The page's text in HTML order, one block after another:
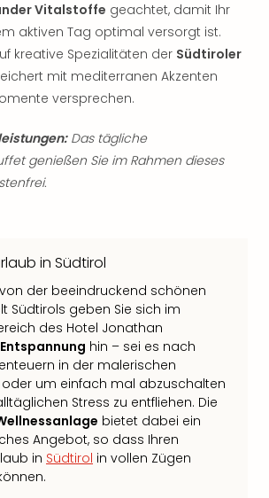
Vitalstoffe geachtet, damit Ihr
aktiven Tag optimal versorgt ist.
kreative Spezialitäten der Südtiroler
mit mediterranen Akzenten
versprechen.
Das tägliche
genießen Sie im Rahmen dieses
in Südtirol
der beeindruckend schönen
Südtirols geben Sie sich im
des Hotel Jonathan
hin – sei es nach
in der malerischen
oder um einfach mal abzuschalten
Stress zu entfliehen. Die
bietet dabei ein
Angebot, so dass Ihren
in Südtirol in vollen Zügen